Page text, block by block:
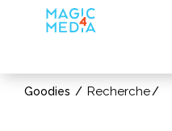
Goodies Recherche